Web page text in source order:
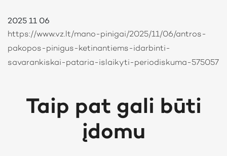
2025 11 06
https://www.vz.lt/mano-pinigai/2025/11/06/antros-
pakopos-pinigus-ketinantiems-idarbinti-
savarankiskai-pataria-islaikyti-periodiskuma-575057
Taip pat gali būti
įdomu